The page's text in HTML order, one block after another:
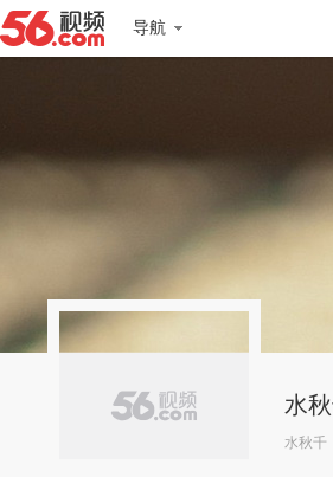
导航
水
水秋千